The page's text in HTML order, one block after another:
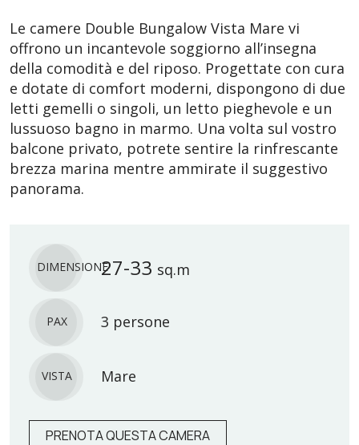
Le camere Double Bungalow Vista Mare vi
offrono un incantevole soggiorno all’insegna
della comodità e del riposo. Progettate con cura
e dotate di comfort moderni, dispongono di due
letti gemelli o singoli, un letto pieghevole e un
lussuoso bagno in marmo. Una volta sul vostro
balcone privato, potrete sentire la rinfrescante
brezza marina mentre ammirate il suggestivo
panorama.
DIMENSIONE27-33 sq.m
PAX 3 persone
VISTA Mare
PRENOTA QUESTA CAMERA